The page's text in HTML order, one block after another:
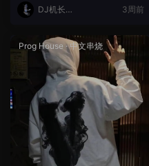
DJ机长云
3周前
Prog House ·中文串烧